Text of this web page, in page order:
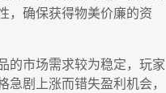
，确保获得物美价廉的资
的市场需求较为稳定，玩家
剧上涨而错失盈利机会，